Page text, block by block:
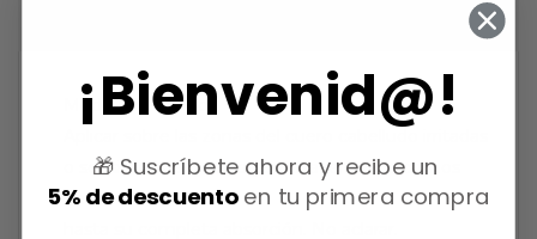
Modo de empleo:
o sensibilizadas y masajear suavemente con los
dedos
¡Bienvenid@!
🎁 Suscríbete ahora y recibe un
5% de descuentoen tu primera compra